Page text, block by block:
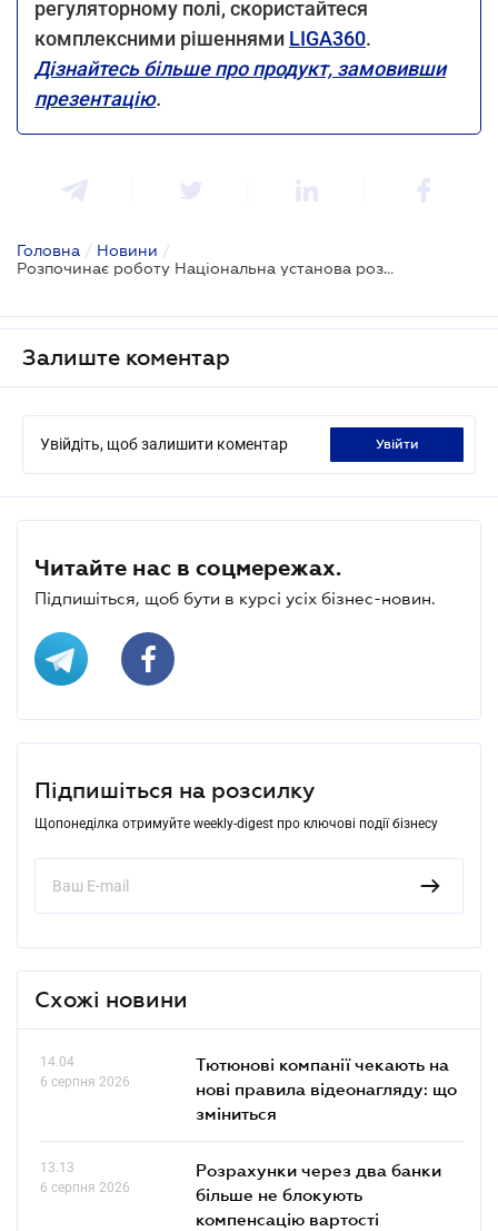
регуляторному полі, скористайтеся
комплексними рішеннями LIGA360.
Дізнайтесь більше про продукт, замовивши
презентацію.
Головна / Новини /
Розпочинає роботу Національна установа розвитку
Залиште коментар
Увійдіть, щоб залишити коментар увійти
Читайте нас в соцмережах.
Підпишіться, щоб бути в курсі усіх бізнес-новин.
Підпишіться на розсилку
Щопонеділка отримуйте weekly-digest про ключові події бізнесу
Схожі новини
14.04
6 серпня 2026
Тютюнові компанії чекають на
нові правила відеонагляду: що
зміниться
13.13
6 серпня 2026
Розрахунки через два банки
більше не блокують
компенсацію вартості